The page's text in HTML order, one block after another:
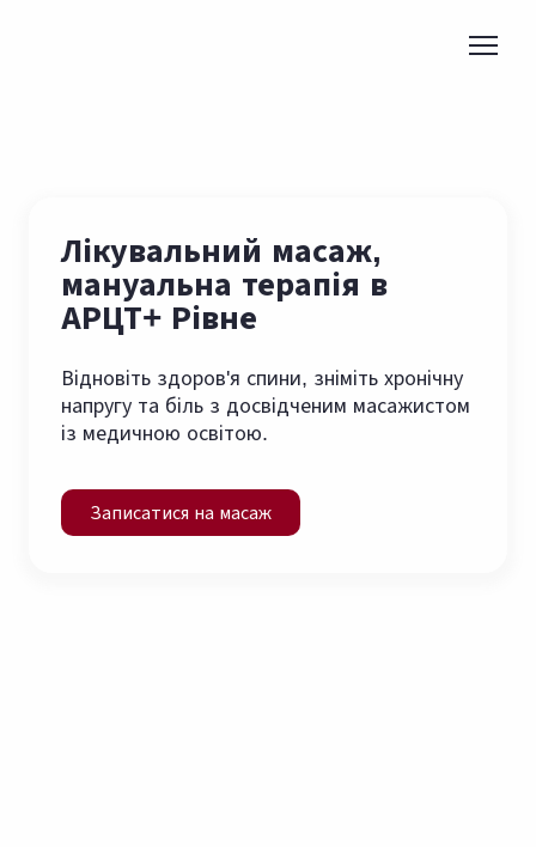
Лікувальний масаж,
мануальна терапія в
АРЦТ+ Рівне
Відновіть здоров'я спини, зніміть хронічну
напругу та біль з досвідченим масажистом
із медичною освітою.
Записатися на масаж